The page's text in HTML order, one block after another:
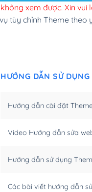
đăng web(+300,000₫)
tuỳ chọn (+2,000,000₫)
(+450,000₫)
(+950,000₫)
xem được. Xin vui
tùy chỉnh Theme theo
HƯỚNG DẪN SỬ DỤNG
Hướng dẫn cài đặt
Video Hướng dẫn sửa
Hướng dẫn sử dụng
Các bài viết hướng dẫn